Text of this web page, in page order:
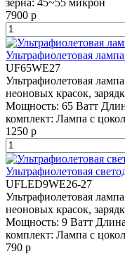
зерна: 45~55 микрон
7900 р
Ультрафиолетовая
UF65WE27
Ультрафиолетовая
неоновых красок,
Мощность: 65 Ватт
комплект: Лампа с
1250 р
Ультрафиолетовая
UFLED9WE26-27
Ультрафиолетовая
неоновых красок,
Мощность: 9 Ватт
комплект: Лампа с
790 р